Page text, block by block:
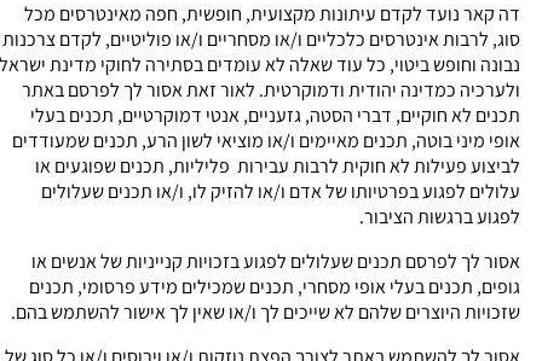
דה קאר נועד לקדם עיתונות מקצועית, חופשית, חפה מאינטרסים מכל
סוג, לרבות אינטרסים כלכליים ו/או מסחריים ו/או פוליטיים, לקדם צרכנות
נבונה וחופש ביטוי, כל עוד שאלה לא עומדים בסתירה לחוקי מדינת ישראל
ולערכיה כמדינה יהודית ודמוקרטית. לאור זאת אסור לך לפרסם באתר
תכנים לא חוקיים, דברי הסטה, גזעניים, אנטי דמוקרטיים, תכנים בעלי
אופי מיני בוטה, תכנים מאיימים ו/או מוציאי לשון הרע, תכנים שמעודדים
לביצוע פעילות לא חוקית לרבות עבירות פליליות, תכנים שפוגעים או
עלולים לפגוע בפרטיותו של אדם ו/או להזיק לו, ו/או תכנים שעלולים
לפגוע ברגשות הציבור.
אסור לך לפרסם תכנים שעלולים לפגוע בזכויות קנייניות של אנשים או
גופים, תכנים בעלי אופי מסחרי, תכנים שמכילים מידע פרסומי, תכנים
שזכויות היוצרים שלהם לא שייכים לך ו/או שאין לך אישור להשתמש בהם.